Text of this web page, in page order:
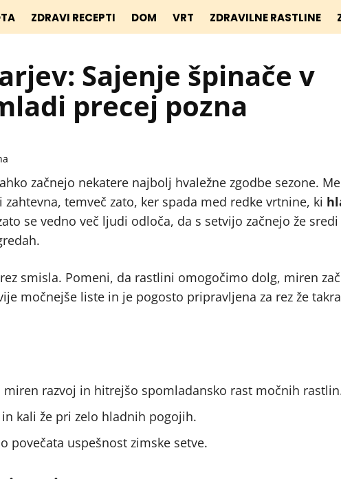
ZDRAVI RECEPTI DOM VRT ZDRAVILNE RASTLINE
Sajenje špinače v
precej pozna
začnejo nekatere najbolj hvaležne zgodbe sezone.
temveč zato, ker spada med redke vrtnine, ki
se vedno več ljudi odloča, da s setvijo začnejo že
smisla. Pomeni, da rastlini omogočimo dolg, miren
močnejše liste in je pogosto pripravljena za rez že
miren razvoj in hitrejšo spomladansko rast močnih
kali že pri zelo hladnih pogojih.
povečata uspešnost zimske setve.